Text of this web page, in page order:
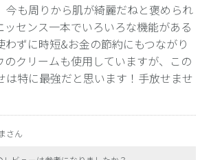
今も周りから肌が綺麗だねと褒められ
ッセンス一本でいろいろな機能がある
わずに時短&お金の節約にもつながり
のクリームも使用していますが、この
は特に最強だと思います！手放せませ
さん